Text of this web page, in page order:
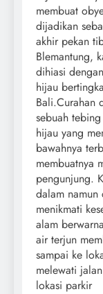
membuat
dijadikan
akhir pekan
Blemantung,
dihiasi
hijau
Bali.Curahan
sebuah
hijau yang
bawahnya
membuatnya
pengunjung.
dalam namun
menikmati
alam
air terjun
sampai ke
melewati
lokasi parkir